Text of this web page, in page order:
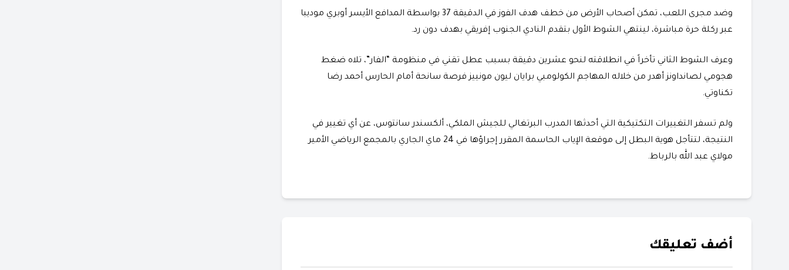
وضد مجرى اللعب، تمكن أصحاب الأرض من خطف هدف الفوز في الدقيقة 37 بواسطة المدافع الأيسر أوبري موديبا
عبر ركلة حرة مباشرة، لينتهي الشوط الأول بتقدم النادي الجنوب إفريقي بهدف دون رد.
​وعرف الشوط الثاني تأخراً في انطلاقته لنحو عشرين دقيقة بسبب عطل تقني في منظومة “الفار”، تلاه ضغط
هجومي لصانداونز أهدر من خلاله المهاجم الكولومبي برايان ليون مونييز فرصة سانحة أمام الحارس أحمد رضا
تكناوتي.
​ولم تسفر التغييرات التكتيكية التي أحدثها المدرب البرتغالي للجيش الملكي، ألكسندر سانتوس، عن أي تغيير في
النتيجة، لتتأجل هوية البطل إلى موقعة الإياب الحاسمة المقرر إجراؤها في 24 ماي الجاري بالمجمع الرياضي الأمير
مولاي عبد الله بالرباط.
أضف تعليقك